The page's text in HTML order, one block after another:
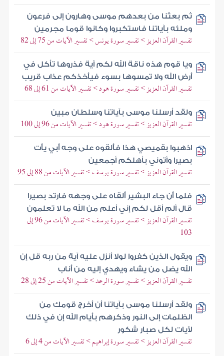
ثم بعثنا من بعدهم موسى وهارون إلى فرعون
وملئه بآياتنا فاستكبروا وكانوا قوما مجرمين
تفسير القرآن العزيز > تفسير سورة يونس > تفسير الآيات من 75 إلى 82
ويا قوم هذه ناقة الله لكم آية فذروها تأكل في
أرض الله ولا تمسوها بسوء فيأخذكم عذاب قريب
تفسير القرآن العزيز > تفسير سورة هود > تفسير الآيات من 61 إلى 68
ولقد أرسلنا موسى بآياتنا وسلطان مبين
تفسير القرآن العزيز > تفسير سورة هود > تفسير الآيات من 96 إلى 100
اذهبوا بقميصي هذا فألقوه على وجه أبي يأت
بصيرا وأتوني بأهلكم أجمعين
تفسير القرآن العزيز > تفسير سورة يوسف > تفسير الآيات من 88 إلى 95
فلما أن جاء البشير ألقاه على وجهه فارتد بصيرا
قال ألم أقل لكم إني أعلم من الله ما لا تعلمون
تفسير القرآن العزيز > تفسير سورة يوسف > تفسير الآيات من 96 إلى
103
ويقول الذين كفروا لولا أنزل عليه آية من ربه قل إن
الله يضل من يشاء ويهدي إليه من أناب
تفسير القرآن العزيز > تفسير سورة الرعد > تفسير الآيات من 25 إلى 28
ولقد أرسلنا موسى بآياتنا أن أخرج قومك من
الظلمات إلى النور وذكرهم بأيام الله إن في ذلك
لآيات لكل صبار شكور
تفسير القرآن العزيز > تفسير سورة إبراهيم > تفسير الآيات من 4 إلى 6